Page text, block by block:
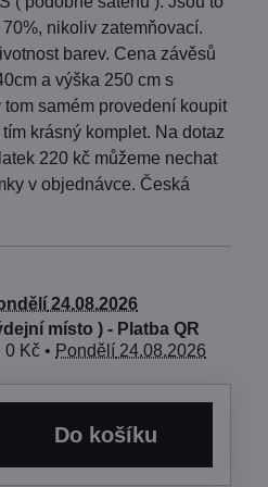
nikoliv zatemňovací.
barev. Cena závěsů
a výška 250 cm s
samém provedení koupit
krásný komplet. Na dotaz
220 kč můžeme nechat
v objednávce. Česká
24.08.2026
místo ) - Platba QR
0 Kč • Pondělí 24.08.2026
Do košíku